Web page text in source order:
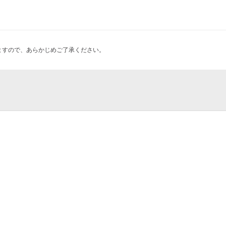
ので、あらかじめご了承ください。